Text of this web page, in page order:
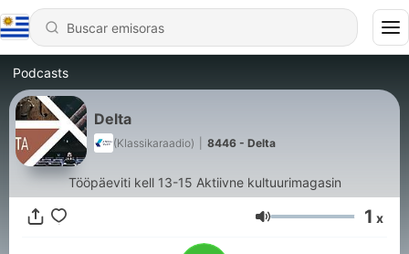
Podcasts
Delta
(Klassikaraadio) 8446 - Delta
Tööpäeviti kell 13-15 Aktiivne kultuurimagasin
Volumen 1 x